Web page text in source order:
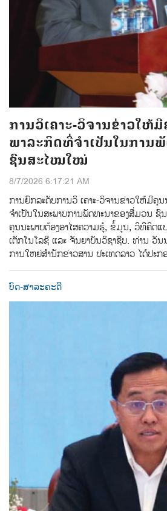
ການວິເຄາະ-ວິຈານຂ່າວໃຫ້
ພາລະກິດທີ່ຈຳເປັນໃນການ
ຊົນສະໄໝໃໝ່
8/7/2026 6:17:21 AM
ການຍົກລະດັບການວິ ເຄາະ-ວິຈານຂ່າວໃຫ້ມີຄຸ
ຈຳເປັນໃນສະພາບການພັດທະນາຂອງສື່ມວນ
ຄຸນນະພາບຕ້ອງອາໄສຄວາມຮູ້, ຂໍ້ມູນ, ວິທີຄິດແ
ເຕັກໂນໂລຊີ ແລະ ຈັນຍາບັນວິຊາຊີບ. ທ່ານ ວັ
ການໃຫຍ່ສໍານັກຂ່າວສານ ປະເທດລາວ ໄດ້ປະກ
ບົດ-ສາລະຄະດີ